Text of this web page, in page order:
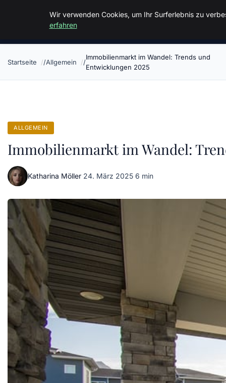
Malzminden
Startseite Allgemein
Immobilienmarkt im Wandel: Trends und
Entwicklungen 2025
ALLGEMEIN
Immobilienmarkt im Wandel:
Katharina Möller·24. März 2025·6 min
Wir verwenden Cookies, um Ihr Surferlebnis zu
erfahren